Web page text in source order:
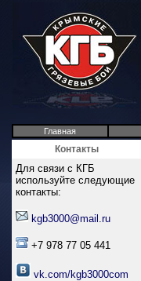
Главная
Контакты
Для связи с КГБ
используйте следующие
контакты:
kgb3000@mail.ru
+7 978 77 05 441
vk.com/kgb3000com